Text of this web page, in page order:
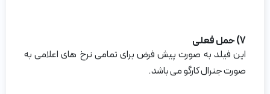
7) حمل فعلی
این فیلد به صورت پیش فرض برای تمامی نرخ های اعلامی به
صورت جنرال کارگو می باشد.